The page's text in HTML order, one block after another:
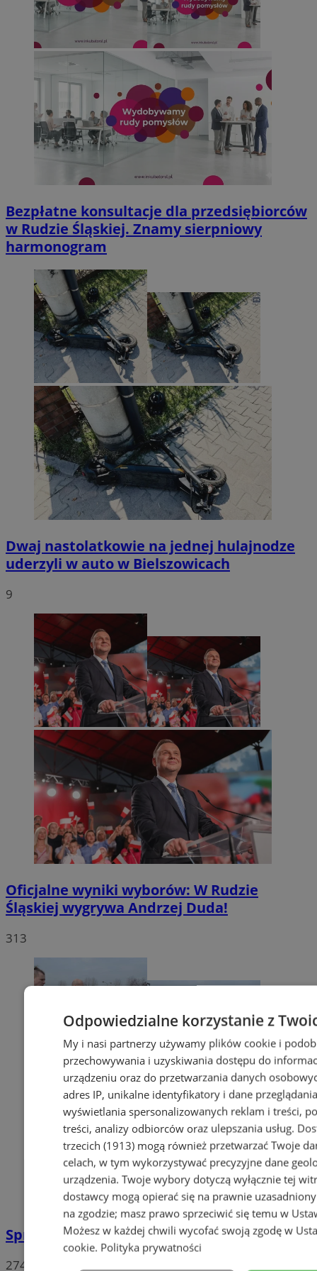
Bezpłatne konsultacje dla przedsiębiorców
w Rudzie Śląskiej. Znamy sierpniowy
harmonogram
Dwaj nastolatkowie na jednej hulajnodze
uderzyli w auto w Bielszowicach
9
Oficjalne wyniki wyborów: W Rudzie
Śląskiej wygrywa Andrzej Duda!
313
Sprzeciwiają się niedzieli wolnej od handlu
274
Odpowiedzialne korzystanie z
My i nasi partnerzy używamy plików cookie i
przechowywania i uzyskiwania dostępu do
urządzeniu oraz do przetwarzania danych
adres IP, unikalne identyfikatory i dane
wyświetlania spersonalizowanych reklam i treści,
treści, analizy odbiorców oraz ulepszania usług.
trzecich (1913)mogą również przetwarzać Twoje
celach, w tym wykorzystywać precyzyjne dane
urządzenia. Twoje wybory dotyczą wyłącznie tej
dostawcy mogą opierać się na prawnie
na zgodzie; masz prawo sprzeciwić się temu w
Możesz w każdej chwili wycofać swoją zgodę w
cookie. Polityka prywatności